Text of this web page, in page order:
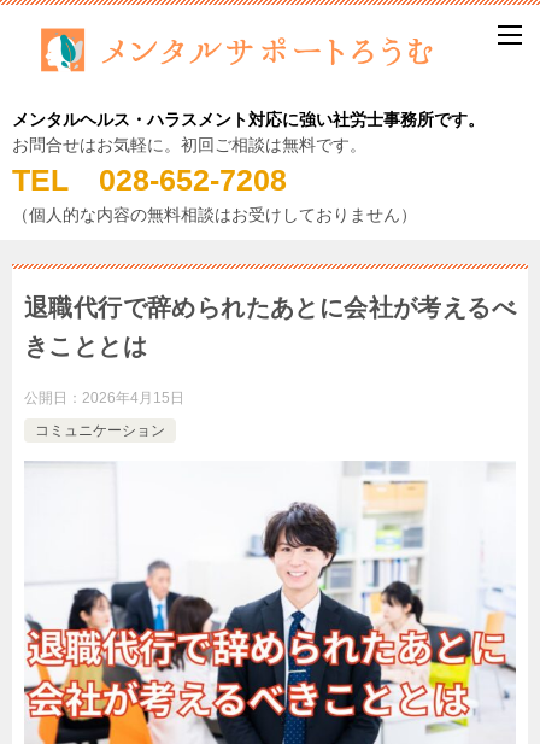
メンタルヘルス・ハラスメント対応に強い社労士事務所です。
お問合せはお気軽に。初回ご相談は無料です。
TEL 028-652-7208
（個人的な内容の無料相談はお受けしておりません）
退職代行で辞められたあとに会社が考えるべ
きこととは
公開日： 2026年4月15日
コミュニケーション